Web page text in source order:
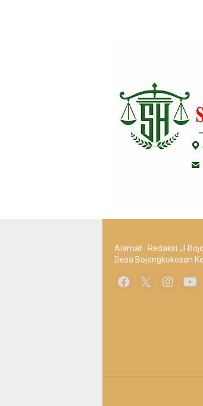
Alamat : Redaksi Jl
Desa Bojongkokosan